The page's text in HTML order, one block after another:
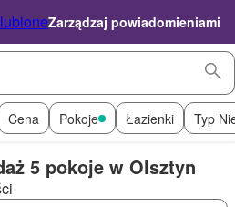
Zarządzaj powiadomieniami
Cena Pokoje Łazienki Typ
5 pokoje w Olsztyn